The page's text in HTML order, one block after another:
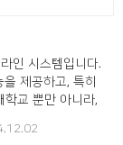
인 시스템입니다.
제공하고, 특히
교 뿐만 아니라,
요한 영어 표현이